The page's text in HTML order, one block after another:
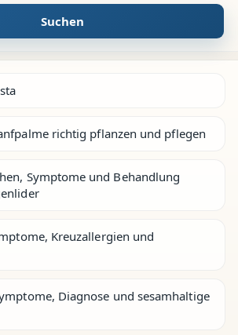
Suchen
richtig pflanzen und pflegen
Symptome und Behandlung
Kreuzallergien und
Diagnose und sesamhaltige